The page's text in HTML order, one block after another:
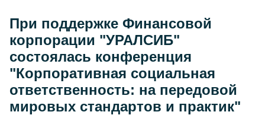
При поддержке Финансовой
корпорации "УРАЛСИБ"
состоялась конференция
"Корпоративная социальная
ответственность: на передовой
мировых стандартов и практик"